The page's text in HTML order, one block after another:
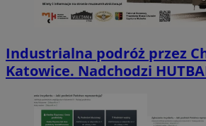
Industrialna podróż przez
Katowice. Nadchodzi